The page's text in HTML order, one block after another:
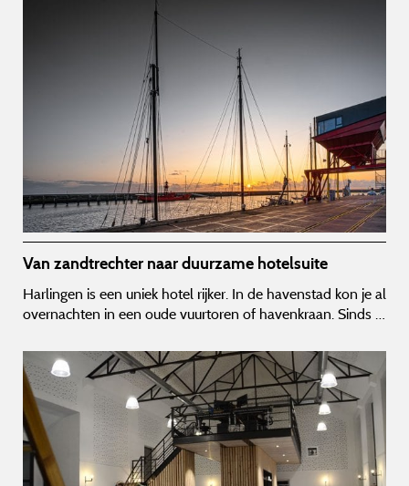
Van zandtrechter naar duurzame hotelsuite
Harlingen is een uniek hotel rijker. In de havenstad kon je al
overnachten in een oude vuurtoren of havenkraan. Sinds …